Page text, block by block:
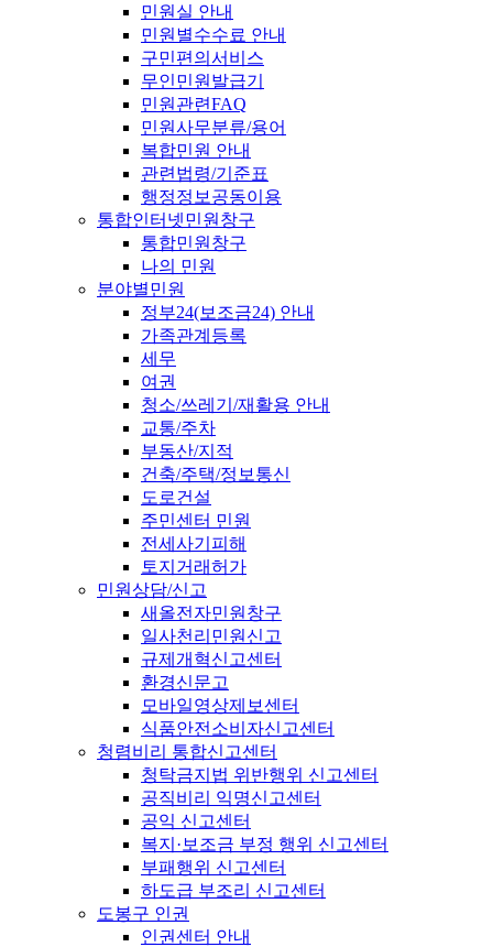
민원실 안내
민원별수수료 안내
구민편의서비스
무인민원발급기
민원관련FAQ
민원사무분류/용어
복합민원 안내
관련법령/기준표
행정정보공동이용
통합인터넷민원창구
통합민원창구
나의 민원
분야별민원
정부24(보조금24) 안내
가족관계등록
세무
여권
청소/쓰레기/재활용 안내
교통/주차
부동산/지적
건축/주택/정보통신
도로건설
주민센터 민원
전세사기피해
토지거래허가
민원상담/신고
새올전자민원창구
일사천리민원신고
규제개혁신고센터
환경신문고
모바일영상제보센터
식품안전소비자신고센터
청렴비리 통합신고센터
청탁금지법 위반행위 신고센터
공직비리 익명신고센터
공익 신고센터
복지·보조금 부정 행위 신고센터
부패행위 신고센터
하도급 부조리 신고센터
도봉구 인권
인권센터 안내